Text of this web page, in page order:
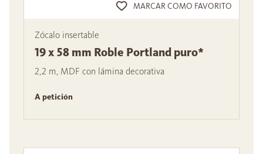
MARCAR COMO FAVORITO
Zócalo insertable
19 x 58 mm Roble Portland puro*
2,2 m, MDF con lámina decorativa
A petición